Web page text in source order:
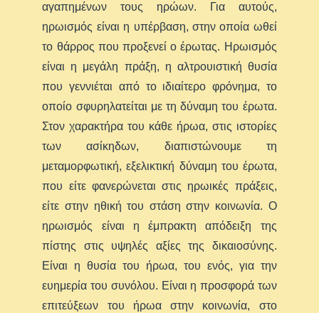
αγαπημένων τους ηρώων. Για αυτούς,
ηρωισμός είναι η υπέρβαση, στην οποία ωθεί
το θάρρος που προξενεί ο έρωτας. Ηρωισμός
είναι η μεγάλη πράξη, η αλτρουιστική θυσία
που γεννιέται από το ιδιαίτερο φρόνημα, το
οποίο σφυρηλατείται με τη δύναμη του έρωτα.
Στον χαρακτήρα του κάθε ήρωα, στις ιστορίες
των ασίκηδων, διαπιστώνουμε τη
μεταμορφωτική, εξελικτική δύναμη του έρωτα,
που είτε φανερώνεται στις ηρωικές πράξεις,
είτε στην ηθική του στάση στην κοινωνία. Ο
ηρωισμός είναι η έμπρακτη απόδειξη της
πίστης στις υψηλές αξίες της δικαιοσύνης.
Είναι η θυσία του ήρωα, του ενός, για την
ευημερία του συνόλου. Είναι η προσφορά των
επιτεύξεων του ήρωα στην κοινωνία, στο